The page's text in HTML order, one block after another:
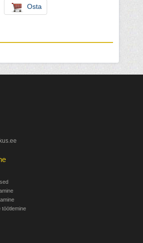
Osta
töötlemine